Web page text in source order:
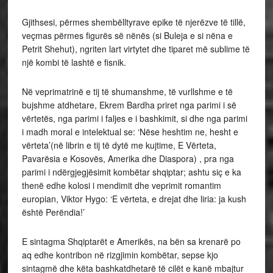
Gjithsesi, përmes shembëlltyrave epike të njerëzve të tillë,
veçmas përmes figurës së nënës (si Buleja e si nëna e
Petrit Shehut), ngriten lart virtytet dhe tiparet më sublime të
një kombi të lashtë e fisnik.
Në veprimatrinë e tij të shumanshme, të vurllshme e të
bujshme atdhetare, Ekrem Bardha priret nga parimi i së
vërtetës, nga parimi i faljes e i bashkimit, si dhe nga parimi
i madh moral e intelektual se: ‘Nëse heshtim ne, hesht e
vërteta’(në librin e tij të dytë me kujtime, E Vërteta,
Pavarësia e Kosovës, Amerika dhe Diaspora) , pra nga
parimi i ndërgjegjësimit kombëtar shqiptar; ashtu siç e ka
thenë edhe kolosi i mendimit dhe veprimit romantim
europian, Viktor Hygo: ‘E vërteta, e drejat dhe liria: ja kush
është Perëndia!’
E sintagma Shqiptarët e Amerikës, na bën sa krenarë po
aq edhe kontribon në rizgjimin kombëtar, sepse kjo
sintagmë dhe këta bashkatdhetarë të cilët e kanë mbajtur